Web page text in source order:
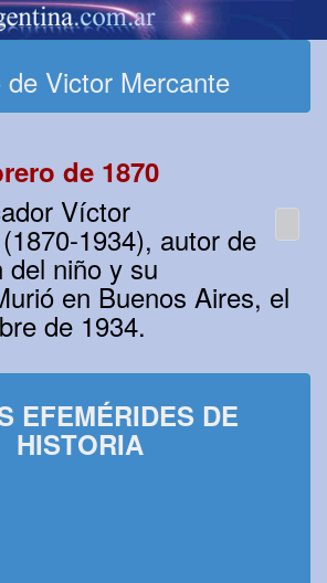
Victor Mercante
de 1870
Víctor
1934), autor de
del niño y su
en Buenos Aires, el
de 1934.
EFEMÉRIDES DE
HISTORIA